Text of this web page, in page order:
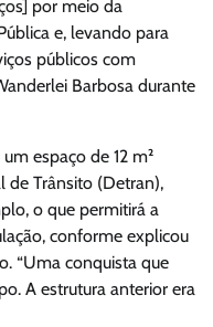
por meio da
e, levando para
públicos com
Barbosa durante
espaço de 12 m²
de Trânsito (Detran),
o que permitirá a
conforme explicou
“Uma conquista que
A estrutura anterior era